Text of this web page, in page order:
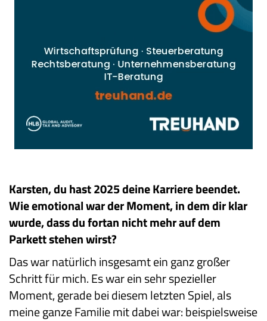
Karsten, du hast 2025 deine Karriere beendet.
Wie emotional war der Moment, in dem dir klar
wurde, dass du fortan nicht mehr auf dem
Parkett stehen wirst?
Das war natürlich insgesamt ein ganz großer
Schritt für mich. Es war ein sehr spezieller
Moment, gerade bei diesem letzten Spiel, als
meine ganze Familie mit dabei war: beispielsweise